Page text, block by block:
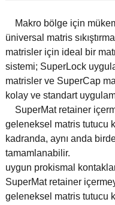
Makro bölge için
üniversal matris
matrisler için ideal bir
sistemi; SuperLock
matrisler ve SuperCap
kolay ve standart
SuperMat retainer
geleneksel matris tutucu
kadranda, aynı anda
tamamlanabilir.
uygun prokismal
SuperMat retainer
geleneksel matris tutucu